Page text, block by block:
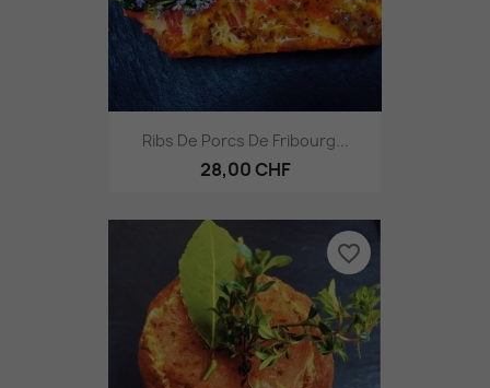
Ribs De Porcs De Fribourg...
28,00 CHF
favorite_border